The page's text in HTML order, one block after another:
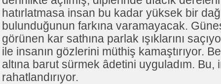
hatırlatmasa insan bu kadar yüksek bir
bulunduğunun farkına varamayacak.
görünen kar sathına parlak ışıklarını
ile insanın gözlerini müthiş kamaştırıyor.
altına barut sürmek âdetini uyguladım. Bu,
rahatlandırıyor.